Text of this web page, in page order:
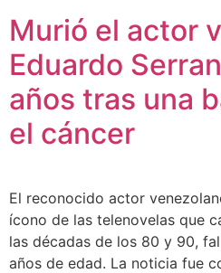
Murió el actor
Eduardo
años tras una
el cáncer
El reconocido actor
ícono de las telenovelas que
las décadas de los 80 y 90,
años de edad. La noticia fue